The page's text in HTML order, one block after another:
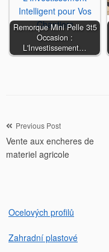
Remorque Mini Pelle 3t5
Occasion :
L'Investissement…
Navigation
de
l’article
Previous Post
Vente aux encheres de
materiel agricole
Ocelových profilů
Zahradní plastové